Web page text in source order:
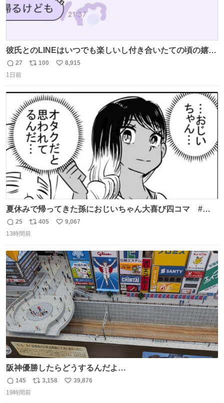
彼氏とのLINEはいつでも楽しいし付き合いたての頃の嬉し
かったLINEは無限にあるけど(同棲前は1日で各50通くらい
送りあってたし)最近嬉しかったのはこれ
返
信
27
リ
ト
数
100
い
数
8,915
1日前
夏休みで帰ってきた孫におじいちゃん大喜び四コマ #四
コマ漫画 #Web漫画 #漫画が読めるハッシュタグ
返
信
25
リ
ポ
ト
数
405
い
数
9,067
13時間前
阪神優勝したらどうするんだよ…
返
信
145
リ
3,158
い
39,876
19時間前